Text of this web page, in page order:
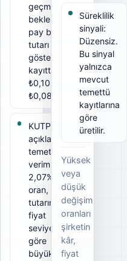
geçmesi
beklenen
pay başına
tutarı
gösterir. Bu
kayıtta brüt
₺0,10, net
₺0,0852.
KUTPO için
açıklanan
temettü
verimi
2,07%. Bu
oran, ödeme
tutarının ilgili
fiyat
seviyesine
göre
büyüklüğünü
Süreklilik
sinyali:
Düzensiz.
Bu sinyal
yalnızca
mevcut
temettü
kayıtlarına
göre
üretilir.
Yüksek
veya
düşük
değişim
oranları
şirketin
kâr,
fiyat